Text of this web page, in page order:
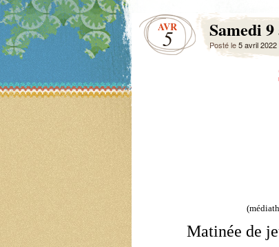
AVR
5 Samedi
Posté le5 avril 2022
Matinée de